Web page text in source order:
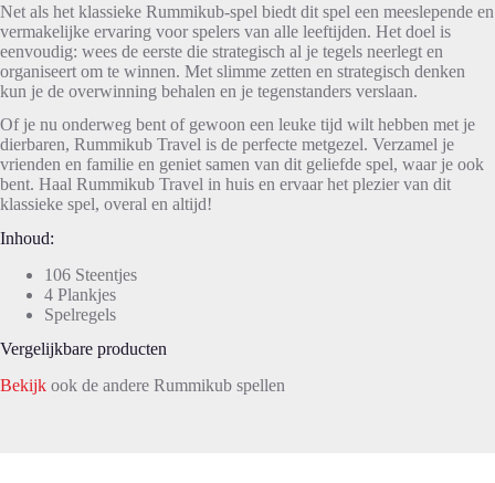
Net als het klassieke Rummikub-spel biedt dit spel een meeslepende en
vermakelijke ervaring voor spelers van alle leeftijden. Het doel is
eenvoudig: wees de eerste die strategisch al je tegels neerlegt en
organiseert om te winnen. Met slimme zetten en strategisch denken
kun je de overwinning behalen en je tegenstanders verslaan.
Of je nu onderweg bent of gewoon een leuke tijd wilt hebben met je
dierbaren, Rummikub Travel is de perfecte metgezel. Verzamel je
vrienden en familie en geniet samen van dit geliefde spel, waar je ook
bent. Haal Rummikub Travel in huis en ervaar het plezier van dit
klassieke spel, overal en altijd!
Inhoud:
106 Steentjes
4 Plankjes
Spelregels
Vergelijkbare producten
Bekijk ook de andere Rummikub spellen